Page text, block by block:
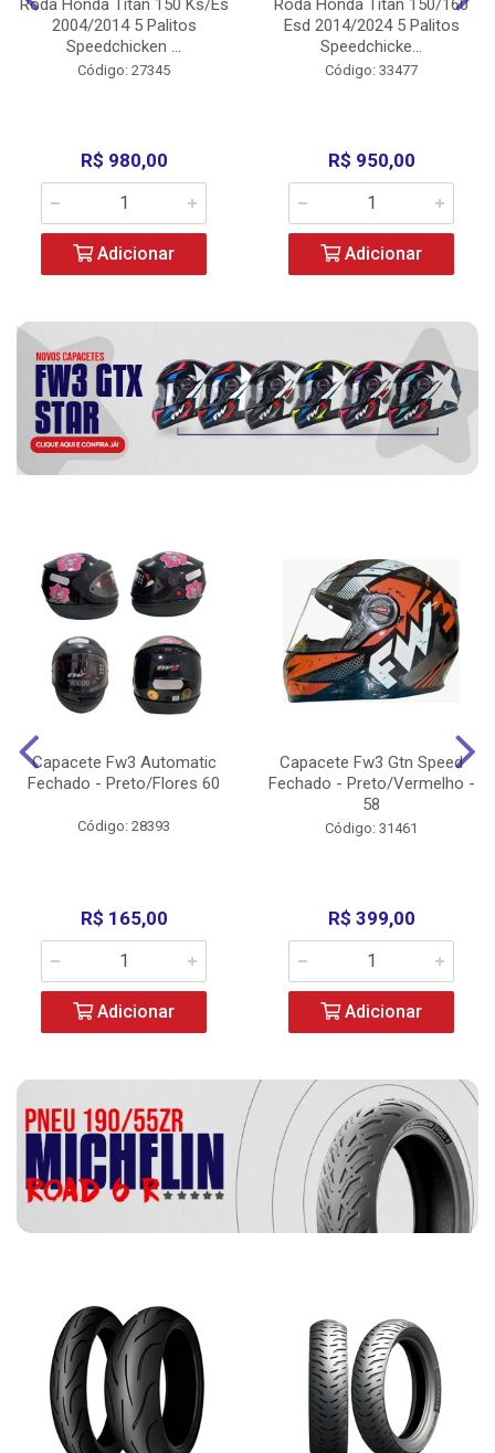
2004/2014 5 Palitos
Speedchicken ...
Código: 27345
R$ 980,00
Adicionar
Esd 2014/2024 5 Palitos
Speedchicke...
Código: 33477
R$ 950,00
Adicionar
Capacete Fw3 Automatic
Fechado - Preto/Flores 60
Código: 28393
R$ 165,00
Adicionar
Capacete Fw3 Gtn Speed
Fechado - Preto/Vermelho -
58
Código: 31461
R$ 399,00
Adicionar